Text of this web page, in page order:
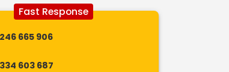
Fast Response
665 906
603 687